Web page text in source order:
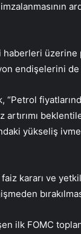
üzerine
endişelerini
“Petrol
artırımı
yükseliş
kararı ve
ilk FOMC